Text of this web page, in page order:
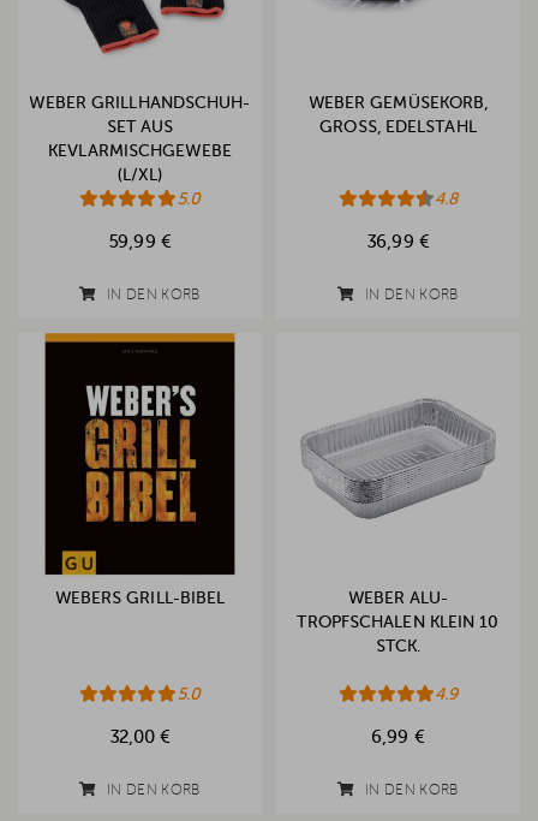
WEBER GRILLHANDSCHUH-
SET AUS
KEVLARMISCHGEWEBE
(L/XL)
5.0
59,99 €
IN DEN KORB
WEBER GEMÜSEKORB,
GROSS, EDELSTAHL
4.8
36,99 €
IN DEN KORB
WEBERS GRILL-BIBEL
5.0
32,00 €
IN DEN KORB
WEBER ALU-
TROPFSCHALEN KLEIN 10
STCK.
4.9
6,99 €
IN DEN KORB